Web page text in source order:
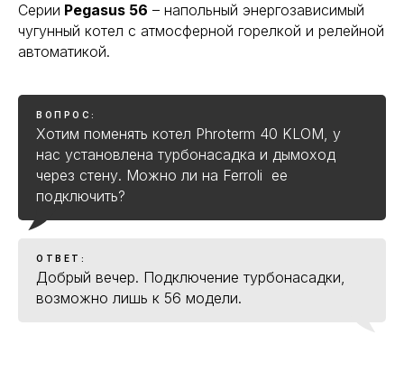
Серии Pegasus 56 – напольный энергозависимый
чугунный котел с атмосферной горелкой и релейной
автоматикой.
ВОПРОС:
Хотим поменять котел Phroterm 40 KLOM, у
нас установлена турбонасадка и дымоход
через стену. Можно ли на Ferroli ее
подключить?
ОТВЕТ:
Добрый вечер. Подключение турбонасадки,
возможно лишь к 56 модели.